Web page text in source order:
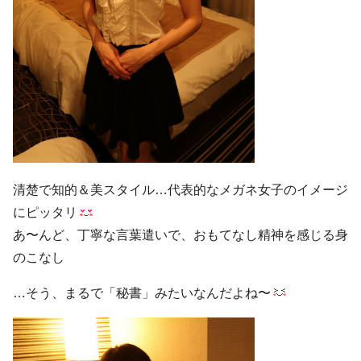
清楚で知的＆美スタイル…代表的なメガネ女子のイメージ
にピッタリ
あ〜んど、丁寧な言葉遣いで、おもてなし精神を感じる身
のこなし
…そう、まるで「秘書」みたいなんだよね〜